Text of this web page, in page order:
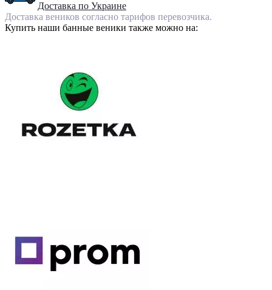
Доставка по Украине
Доставка веников согласно тарифов перевозчика.
Купить наши банные веники также можно на: